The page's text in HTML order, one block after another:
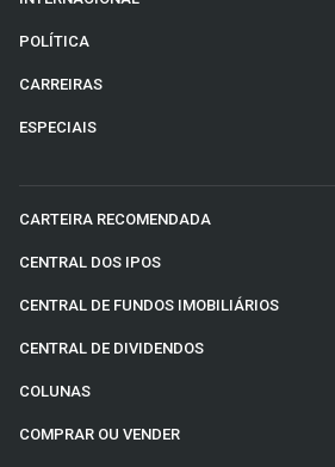
POLÍTICA
CARREIRAS
ESPECIAIS
CARTEIRA RECOMENDADA
CENTRAL DOS IPOS
CENTRAL DE FUNDOS IMOBILIÁRIOS
CENTRAL DE DIVIDENDOS
COLUNAS
COMPRAR OU VENDER